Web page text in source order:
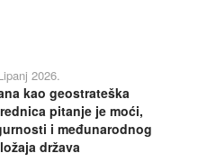
2026.
kao geostrateška
pitanje je moći,
i međunarodnog
država